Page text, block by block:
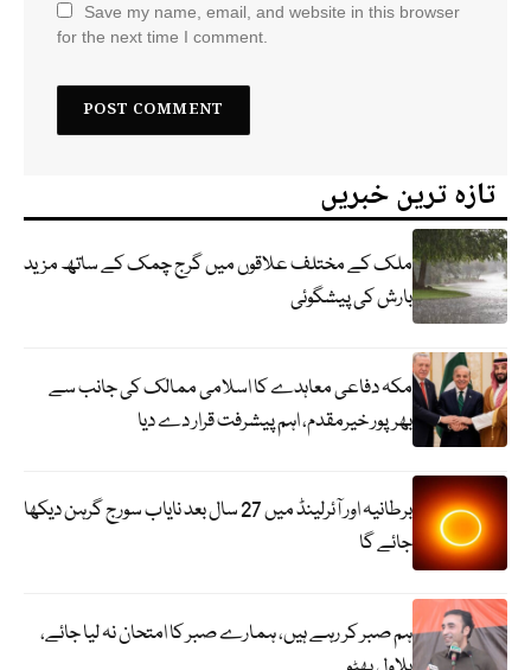
Save my name, email, and website in this browser
for the next time I comment.
تازہ ترین خبریں
ملک کے مختلف علاقوں میں گرج چمک کے ساتھ مزید
بارش کی پیشگوئی
مکہ دفاعی معاہدے کا اسلامی ممالک کی جانب سے
بھرپور خیرمقدم، اہم پیشرفت قرار دے دیا
برطانیہ اور آئرلینڈ میں 27 سال بعد نایاب سورج گرہن دیکھا
جائے گا
ہم صبر کر رہے ہیں، ہمارے صبر کا امتحان نہ لیا جائے،